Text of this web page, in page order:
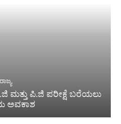
ರಾಜ್ಯ
ಮತ್ತು ಪಿ.ಜಿ ಪರೀಕ್ಷೆ ಬರೆಯಲು
ಅವಕಾಶ